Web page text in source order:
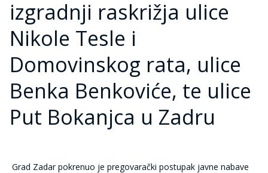
izgradnji raskrižja ulice
Nikole Tesle i
Domovinskog rata, ulice
Benka Benkoviće, te ulice
Put Bokanjca u Zadru
Grad Zadar pokrenuo je pregovarački postupak javne nabave